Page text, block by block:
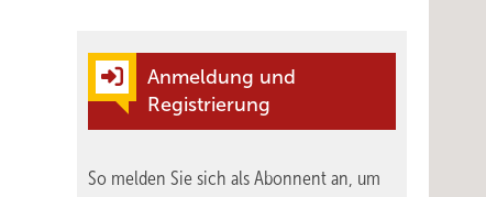
Anmeldung und
Registrierung
So melden Sie sich als Abonnent an, um